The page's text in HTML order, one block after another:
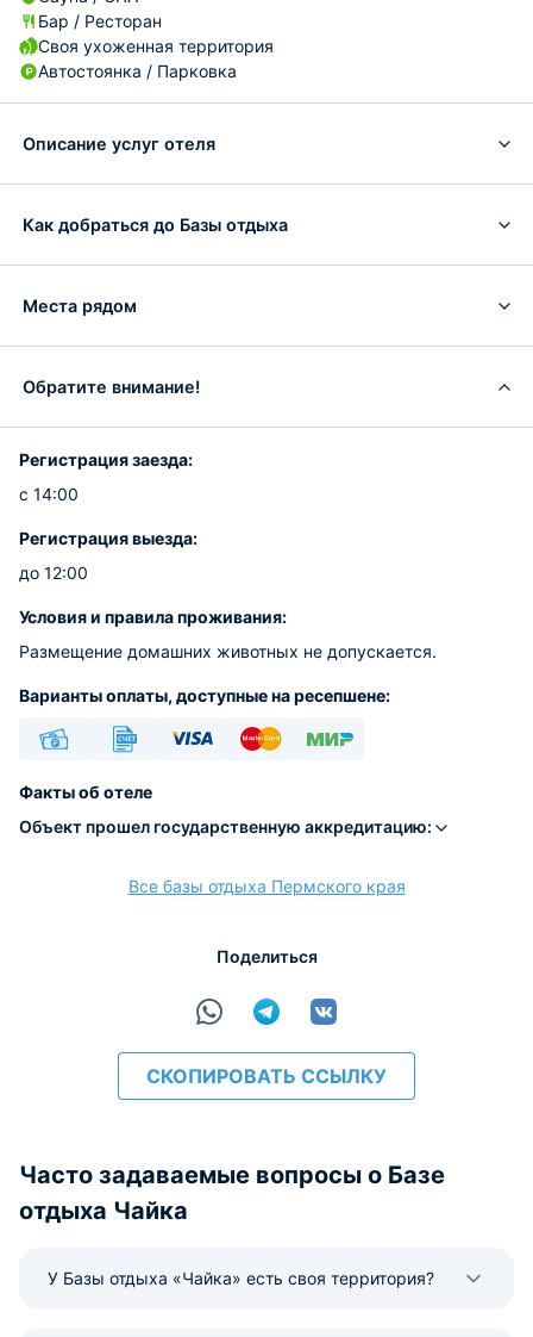
Бар / Ресторан
Своя ухоженная территория
Автостоянка / Парковка
Описание услуг отеля
Как добраться до Базы отдыха
Места рядом
Обратите внимание!
Регистрация заезда:
с 14:00
Регистрация выезда:
до 12:00
Условия и правила проживания:
Размещение домашних животных не допускается.
Варианты оплаты, доступные на ресепшене:
расчёт
Факты об отеле
Объект прошел государственную аккредитацию:
Все базы отдыха Пермского края
Поделиться
СКОПИРОВАТЬ ССЫЛКУ
Часто задаваемые вопросы о Базе
отдыха Чайка
У Базы отдыха «Чайка» есть своя территория?